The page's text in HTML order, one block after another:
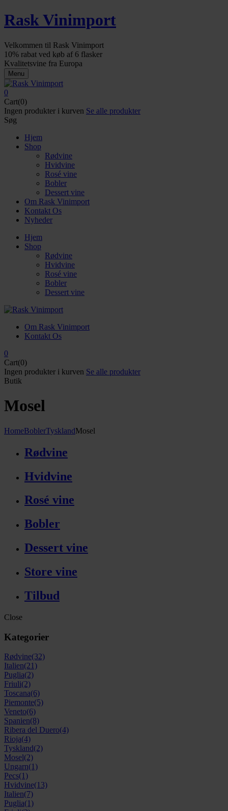
Rask Vinimport
Velkommen til Rask Vinimport
10% rabat ved køb af 6 flasker
Kvalitetsvine fra Europa
Menu
0
Cart(0)
Ingen produkter i kurven Se alle produkter
Søg
Hjem
Shop
Rødvine
Hvidvine
Rosé vine
Bobler
Dessert vine
Om Rask Vinimport
Kontakt Os
Nyheder
Hjem
Shop
Rødvine
Hvidvine
Rosé vine
Bobler
Dessert vine
Om Rask Vinimport
Kontakt Os
0
Cart(0)
Ingen produkter i kurven Se alle produkter
Butik
Mosel
HomeBoblerTysklandMosel
Rødvine
Hvidvine
Rosé vine
Bobler
Dessert vine
Store vine
Tilbud
Close
Kategorier
Rødvine(32)
Italien(21)
Puglia(2)
Friuli(2)
Toscana(6)
Piemonte(5)
Veneto(6)
Spanien(8)
Ribera del Duero(4)
Rioja(4)
Tyskland(2)
Mosel(2)
Ungarn(1)
Pecs(1)
Hvidvine(13)
Italien(7)
Puglia(1)